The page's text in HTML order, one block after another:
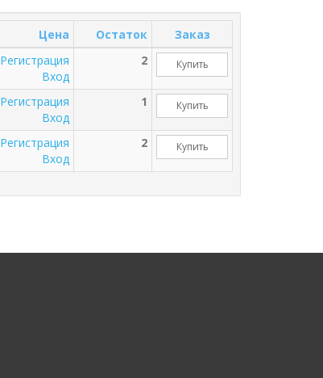
Цена Остаток
Заказ
Регистрация
Вход
2 Купить
Регистрация
Вход
1 Купить
Регистрация
Вход
2 Купить